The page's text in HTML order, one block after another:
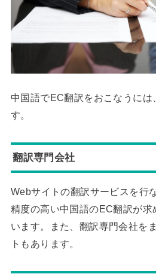
中国語でEC翻訳をおこなうには
す。
翻訳専門会社
Webサイトの翻訳サービスを行
精度の高い中国語のEC翻訳が求
います。また、翻訳専門会社を
トもあります。